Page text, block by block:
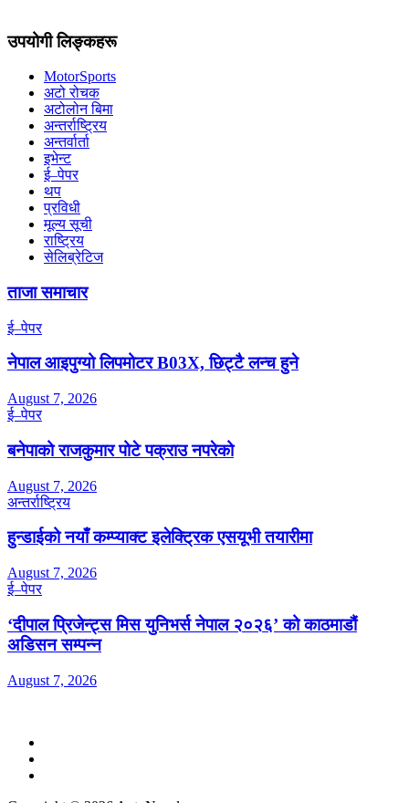
उपयोगी लिङ्कहरू
MotorSports
अटो रोचक
अटोलोन बिमा
अन्तर्राष्ट्रिय
अन्तर्वार्ता
इभेन्ट
ई–पेपर
थप
प्रविधी
मूल्य सूची
राष्ट्रिय
सेलिब्रेटिज
ताजा समाचार
ई–पेपर
नेपाल आइपुग्यो लिपमोटर B03X, छिट्टै लन्च हुने
August 7, 2026
ई–पेपर
बनेपाको राजकुमार पोटे पक्राउ नपरेको
August 7, 2026
अन्तर्राष्ट्रिय
हुन्डाईको नयाँ कम्प्याक्ट इलेक्ट्रिक एसयूभी तयारीमा
August 7, 2026
ई–पेपर
‘दीपाल प्रिजेन्ट्स मिस युनिभर्स नेपाल २०२६’ को काठमाडौं
अडिसन सम्पन्न
August 7, 2026